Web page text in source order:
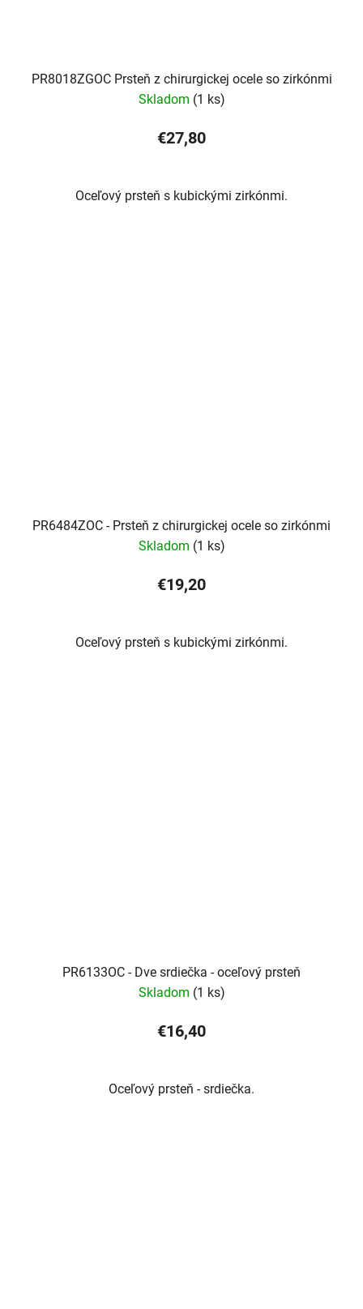
PR8018ZGOC Prsteň z chirurgickej ocele so zirkónmi
Skladom (1 ks)
€27,80
Oceľový prsteň s kubickými zirkónmi.
PR6484ZOC - Prsteň z chirurgickej ocele so zirkónmi
Skladom (1 ks)
€19,20
Oceľový prsteň s kubickými zirkónmi.
PR6133OC - Dve srdiečka - oceľový prsteň
Skladom (1 ks)
€16,40
Oceľový prsteň - srdiečka.